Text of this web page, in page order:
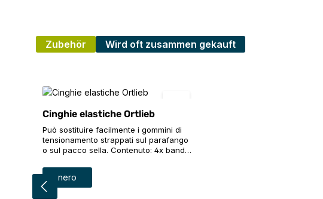
Zubehör Wird oft zusammen gekauft
Cinghie elastiche Ortlieb
Può sostituire facilmente i gommini di
tensionamento strappati sul parafango
o sul pacco sella. Contenuto: 4x bande
Seleziona
Colore
nero